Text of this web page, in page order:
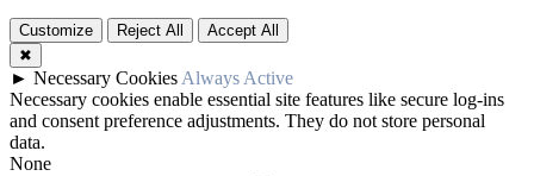
Customize Reject All
Accept All
✖
► Necessary Cookies Always Active
Necessary cookies enable essential site features like secure log-ins
and consent preference adjustments. They do not store personal
data.
None